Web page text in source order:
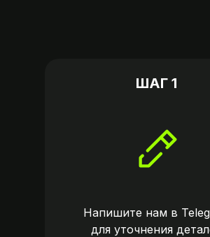
ШАГ 1
Напишите нам в
для уточнения